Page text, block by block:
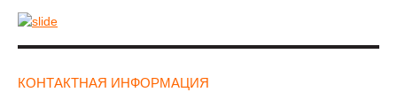
КОНТАКТНАЯ ИНФОРМАЦИЯ